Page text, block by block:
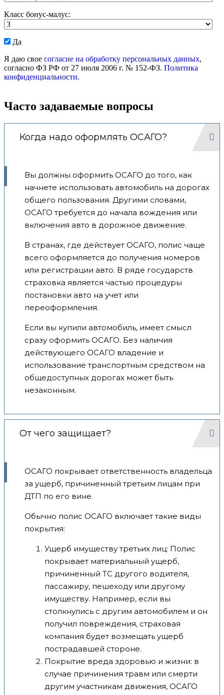
Класс бонус-малус:
Даю
на
обработку
моих
Да
Я даю свое согласие на обработку персональных данных,
согласно ФЗ РФ от 27 июля 2006 г. № 152-ФЗ. Политика
конфиденциальности.
Часто задаваемые вопросы
Когда надо оформлять ОСАГО?
Вы должны оформить ОСАГО до того, как
начнете использовать автомобиль на дорогах
общего пользования. Другими словами,
ОСАГО требуется до начала вождения или
включения авто в дорожное движение.
В странах, где действует ОСАГО, полис чаще
всего оформляется до получения номеров
или регистрации авто. В ряде государств
страховка является частью процедуры
постановки авто на учет или
переоформления.
Если вы купили автомобиль, имеет смысл
сразу оформить ОСАГО. Без наличия
действующего ОСАГО владение и
использование транспортным средством на
общедоступных дорогах может быть
незаконным.
От чего защищает?
ОСАГО покрывает ответственность владельца
за ущерб, причиненный третьим лицам при
ДТП по его вине.
Обычно полис ОСАГО включает такие виды
покрытия:
Ущерб имуществу третьих лиц: Полис
покрывает материальный ущерб,
причиненный ТС другого водителя,
пассажиру, пешеходу или другому
имуществу. Например, если вы
столкнулись с другим автомобилем и он
получил повреждения, страховая
компания будет возмещать ущерб
пострадавшей стороне.
Покрытие вреда здоровью и жизни: в
случае причинения травм или смерти
другим участникам движения, ОСАГО